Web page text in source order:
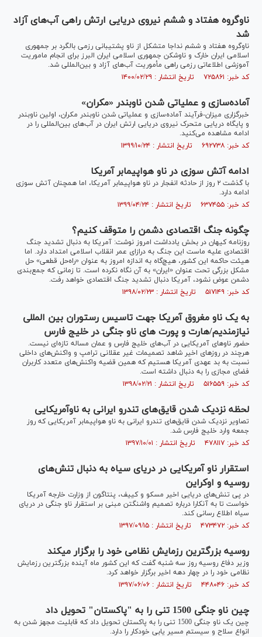
ناوگروه هفتاد و ششم نیروی دریایی ارتش راهی آب‌های آزاد
شد
ناوگروه هفتاد و ششم نداجا متشکل از ناو پشتیبانی رزمی بالگرد بر جمهوری
اسلامی ایران خارک و ناوشکن جمهوری اسلامی ایران البرز برای انجام ماموریت
آموزشی اطلاعاتی رزمی راهی مأموریت آب‌های آزاد و بین‌المللی شد.
کد خبر: ۷۲۵۸۶۱ تاریخ انتشار : ۱۴۰۰/۰۲/۲۹
آماده‌سازی و عملیاتی شدن ناوبندر «مکران»
خبرگزاری میزان-فرآیند آماده‌سازی و عملیاتی شدن ناوبندر مکران، اولین ناوبندر
و پایگاه دریایی متحرک نیروی دریایی ارتش ایران در آب‌های بین‌المللی را در
ادامه مشاهده می‌کنید.
کد خبر: ۶۹۲۷۳۸ تاریخ انتشار : ۱۳۹۹/۱۰/۲۴
ادامه آتش سوزی در ناو هواپیمابر آمریکا
با گذشت ۲ روز از حادثه انفجار در ناو هواپیمابر آمریکا، اما همچنان آتش سوزی
ادامه دارد.
کد خبر: ۶۳۷۴۵۵ تاریخ انتشار : ۱۳۹۹/۰۴/۲۴
چگونه جنگ اقتصادی دشمن را متوقف کنیم؟
روزنامه کیهان در بخش یادداشت امروز نوشت: آمریکا به دنبال تشدید جنگ
اقتصادی علیه ماست این جنگ به درازای عمر انقلاب اسلامی امتداد دارد. اما
هیئت حاکمه این کشور، هیچ‌گاه به اندازه امروز به عنوان «راه‌حل قطعی» حل
مشکل بزرگی تحت عنوان «ایران» به آن نگاه نکرده است. تا زمانی که جمع‌بندی
دشمن عوض نشود، آمریکا دنبال تشدید جنگ اقتصادی خواهد رفت.
کد خبر: ۵۱۷۱۴۹ تاریخ انتشار : ۱۳۹۸/۰۲/۲۳
به یک ناو مغروق آمریکا جهت تاسیس رستوران بین المللی
نیازمندیم/هارت و پورت های ناو جنگی در خلیج فارس
حضور ناو‌های آمریکایی در آب‌های خلیج فارس و عمان مساله تازه‌ای نیست.
هرچند در روز‌های اخیر شاهد تصمیمات غیر عقلانی ترامپ و واکنش‌های داخلی
نسبت به بد عهدی آمریکا هستیم که همین قضیه واکنش‌های متعدد کاربران
فضای مجازی را به دنبال داشته است.
کد خبر: ۵۱۶۵۵۹ تاریخ انتشار : ۱۳۹۸/۰۲/۲۱
لحظه نزدیک شدن قایق‌های تندرو ایرانی به ناوآمریکایی
تصاویر نزدیک شدن قایق‌های تندرو ایرانی به ناو هواپیمابر آمریکایی که روز
جمعه وارد خلیج فارس شد.
کد خبر: ۴۷۸۱۱۷ تاریخ انتشار : ۱۳۹۷/۱۰/۰۱
استقرار ناو آمریکایی در دریای سیاه به دنبال تنش‌های
روسیه و اوکراین
در پی تنش‌های دریایی اخیر مسکو و کی‎یف، پنتاگون از وزارت خارجه آمریکا
خواست تا به آنکارا درباره تصمیم واشنگتن مبنی بر استقرار ناو جنگی در دریای
سیاه اطلاع رسانی کند.
کد خبر: ۴۷۳۴۷۲ تاریخ انتشار : ۱۳۹۷/۰۹/۱۵
روسیه بزرگترین رزمایش نظامی خود را برگزار می‎کند
وزیر دفاع روسیه روز سه شنبه گفت که این کشور ماه آینده بزرگترین رزمایش
نظامی خود را در چهار دهه اخیر برگزار خواهد کرد.
کد خبر: ۴۴۸۰۴۶ تاریخ انتشار : ۱۳۹۷/۰۶/۰۶
چین ناو جنگی 1500 تنی را به "پاکستان" تحویل داد
چین یک ناو جنگی 1500 تنی را به پاکستان تحویل داد که قابلیت مجهز شدن به
انواع سلاح و سیستم مسیر یابی خودکار را دارد.